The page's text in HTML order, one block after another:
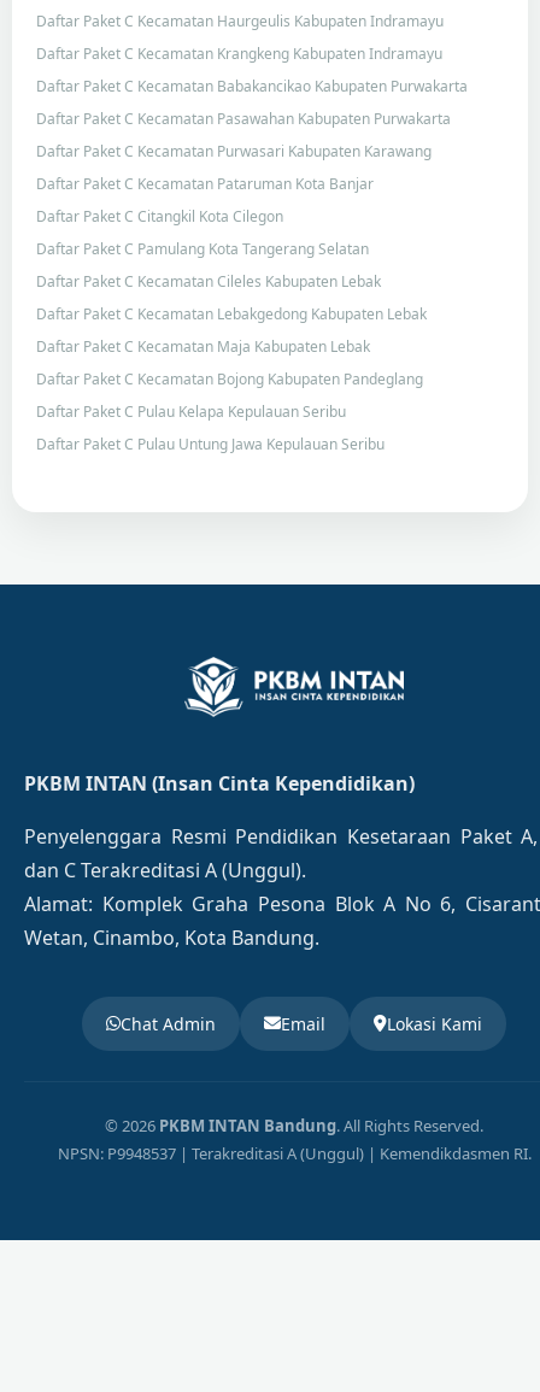
Daftar Paket C Kecamatan Haurgeulis Kabupaten Indramayu
Daftar Paket C Kecamatan Krangkeng Kabupaten Indramayu
Daftar Paket C Kecamatan Babakancikao Kabupaten Purwakarta
Daftar Paket C Kecamatan Pasawahan Kabupaten Purwakarta
Daftar Paket C Kecamatan Purwasari Kabupaten Karawang
Daftar Paket C Kecamatan Pataruman Kota Banjar
Daftar Paket C Citangkil Kota Cilegon
Daftar Paket C Pamulang Kota Tangerang Selatan
Daftar Paket C Kecamatan Cileles Kabupaten Lebak
Daftar Paket C Kecamatan Lebakgedong Kabupaten Lebak
Daftar Paket C Kecamatan Maja Kabupaten Lebak
Daftar Paket C Kecamatan Bojong Kabupaten Pandeglang
Daftar Paket C Pulau Kelapa Kepulauan Seribu
Daftar Paket C Pulau Untung Jawa Kepulauan Seribu
PKBM INTAN (Insan Cinta Kependidikan)
Penyelenggara Resmi Pendidikan Kesetaraan Paket
dan C Terakreditasi A (Unggul).
Alamat: Komplek Graha Pesona Blok A No 6,
Wetan, Cinambo, Kota Bandung.
Chat Admin Email Lokasi Kami
© 2026 PKBM INTAN Bandung. All Rights Reserved.
NPSN: P9948537 | Terakreditasi A (Unggul) | Kemendikdasmen RI.